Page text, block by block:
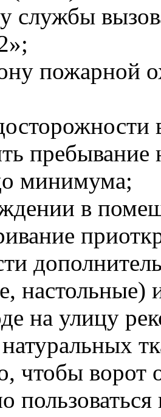
службы
пожарной
пребывание
минимума;
в
настольные)
на улицу
чтобы